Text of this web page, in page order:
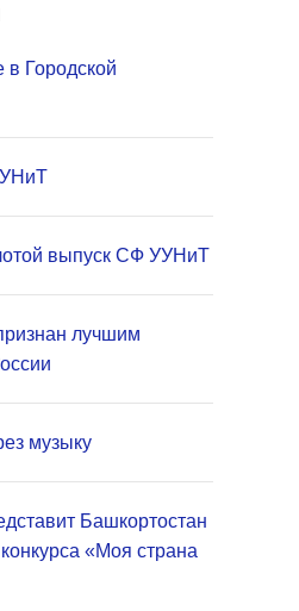
Городской
выпуск СФ УУНиТ
лучшим
музыку
Башкортостан
«Моя страна